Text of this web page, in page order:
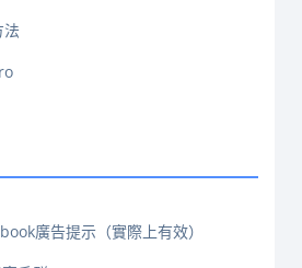
法
廣告提示（實際上有效）